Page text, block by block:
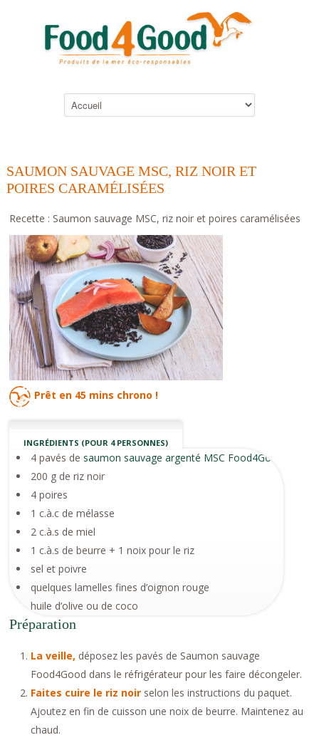
SAUMON SAUVAGE MSC, RIZ NOIR ET
POIRES CARAMÉLISÉES
Recette : Saumon sauvage MSC, riz noir et poires caramélisées
Prêt en 45 mins chrono !
INGRÉDIENTS (POUR 4 PERSONNES)
4 pavés desaumon sauvage argenté MSC Food4Good
200 g de riz noir
4 poires
1 c.à.c de mélasse
2 c.à.s de miel
1 c.à.s de beurre + 1 noix pour le riz
sel et poivre
quelques lamelles fines d’oignon rouge
huile d’olive ou de coco
Préparation
La veille, déposez les pavés de Saumon sauvage
Food4Good dans le réfrigérateur pour les faire décongeler.
Faites cuire le riz noir selon les instructions du paquet.
Ajoutez en fin de cuisson une noix de beurre. Maintenez au
chaud.